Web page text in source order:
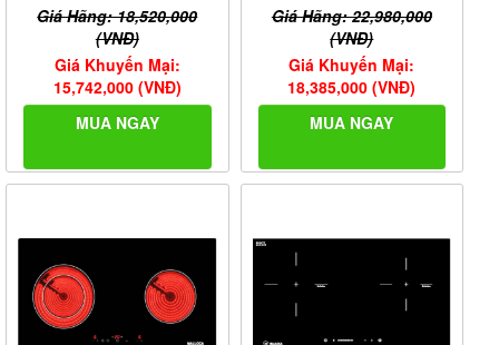
Giá Hãng: 18,520,000
(VNĐ)
Giá Khuyến Mại:
15,742,000 (VNĐ)
MUA NGAY
Giá Hãng: 22,980,000
(VNĐ)
Giá Khuyến Mại:
18,385,000 (VNĐ)
MUA NGAY